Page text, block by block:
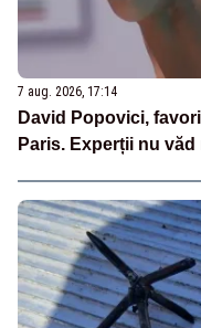
7 aug. 2026, 17:14
David Popovici,
Paris. Experții nu